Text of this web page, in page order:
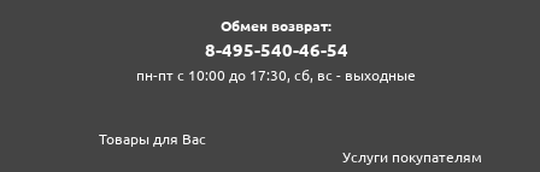
Обмен возврат:
8‍-4‍9‍5‍-5‍4‍0‍-4‍6‍-5‍4‍
пн-пт с 10:00 до 17:30, сб, вс - выходные
Товары для Вас
Услуги покупателям